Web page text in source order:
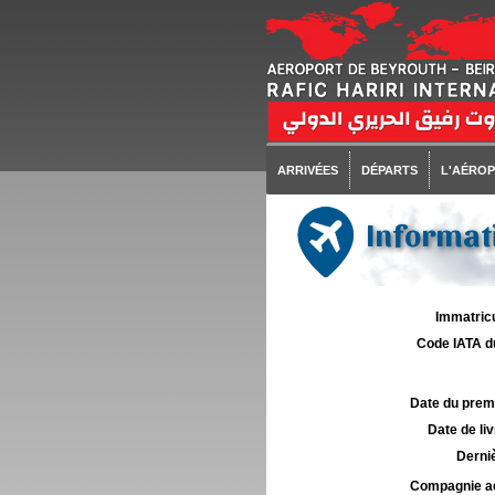
ARRIVÉES DÉPARTS
Code IATA
Date du
Date de
Compagnie